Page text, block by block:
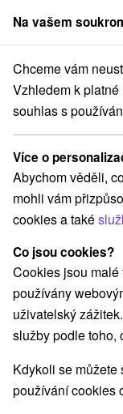
člen skupinySorger
Hotely na
Hotely
Kategorie
Všechny kategorie
Hotely s bazénem
Historické hotely(2)
Vyberte
Bardejov (6)
Na vašem
Chceme vám
Vzhledem k
souhlas s
Více o
Abychom věděli,
mohli vám
cookies a také
Co jsou cookies?
Cookies jsou malé
používány
uživatelský
služby podle toho,
Kdykoli se můžete
používání cookies